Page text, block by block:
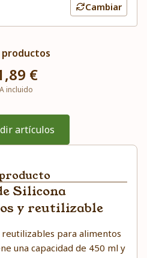
Cambiar
€
incluido
artículos
Silicona
y reutilizable
reutilizables para alimentos
una capacidad de 450 ml y